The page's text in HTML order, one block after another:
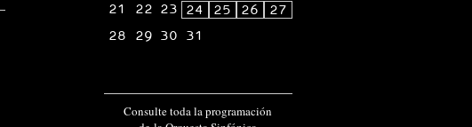
21
22 23 24 25 26
27
28
29 30 31
Consulte toda la programación